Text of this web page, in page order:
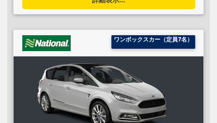
ワンボックスカー（定員7名）